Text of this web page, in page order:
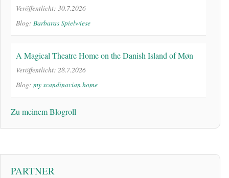
Veröffentlicht: 30.7.2026
Blog: Barbaras Spielwiese
A Magical Theatre Home on the Danish Island of Møn
Veröffentlicht: 28.7.2026
Blog: my scandinavian home
Zu meinem Blogroll
PARTNER